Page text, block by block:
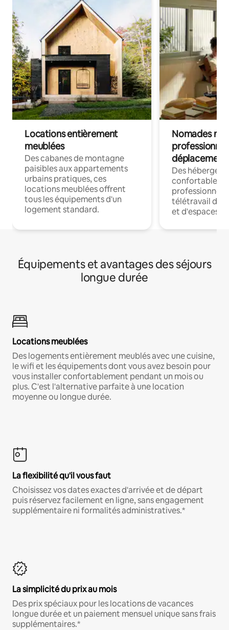
Locations entièrement
meublées
Des cabanes de montagne
paisibles aux appartements
urbains pratiques, ces
locations meublées offrent
tous les équipements d'un
logement standard.
Nomades
déplacement
Des
confortables
professionnels
télétravail
et d'espaces
Équipements et avantages des séjours
longue durée
Locations meublées
Des logements entièrement meublés avec une cuisine,
le wifi et les équipements dont vous avez besoin pour
vous installer confortablement pendant un mois ou
plus. C'est l'alternative parfaite à une location
moyenne ou longue durée.
La flexibilité qu'il vous faut
Choisissez vos dates exactes d'arrivée et de départ
puis réservez facilement en ligne, sans engagement
supplémentaire ni formalités administratives.*
La simplicité du prix au mois
Des prix spéciaux pour les locations de vacances
longue durée et un paiement mensuel unique sans frais
supplémentaires.*